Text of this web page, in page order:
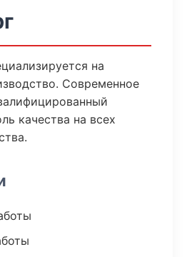
на
Современное
качества на всех